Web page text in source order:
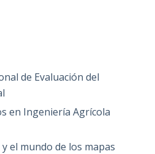
de Evaluación del
en Ingeniería Agrícola
el mundo de los mapas